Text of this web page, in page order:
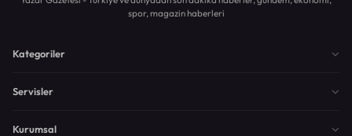
spor, magazin haberleri
Kategoriler
Servisler
Kurumsal